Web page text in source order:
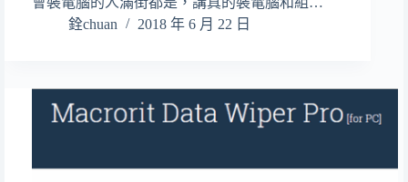
銓chuan
2018 年 6 月 22 日